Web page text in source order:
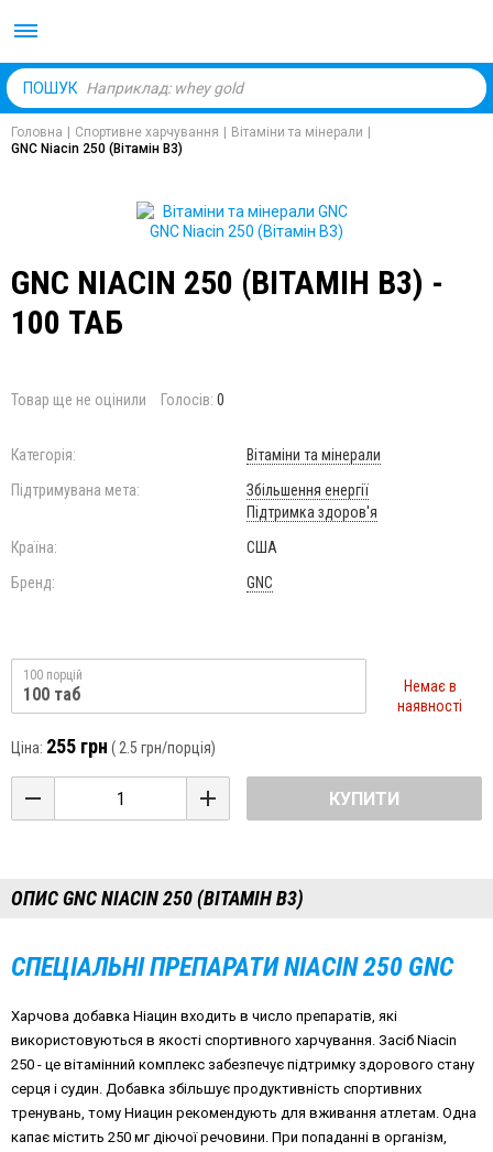
ПОШУК
Головна Спортивне харчування Вітаміни та мінерали
GNC Niacin 250 (Вітамін В3)
GNC NIACIN 250 (ВІТАМІН В3) -
100 ТАБ
Товар ще не оцінили Голосів: 0
Категорія:
Вітаміни та мінерали
Підтримувана мета:
Збільшення енергії
Підтримка здоров'я
Країна:
США
Бренд:
GNC
100 порцій
100 таб
Немає в
наявності
Ціна: 255 грн ( 2.5 грн/порція)
КУПИТИ
ОПИС GNC NIACIN 250 (ВІТАМІН В3)
СПЕЦІАЛЬНІ ПРЕПАРАТИNIACIN250 GNC
Харчова добавка Ніацин входить в число препаратів, які
використовуються в якості спортивного харчування. Засіб Niacin
250 - це вітамінний комплекс забезпечує підтримку здорового стану
серця і судин. Добавка збільшує продуктивність спортивних
тренувань, тому Ниацин рекомендують для вживання атлетам. Одна
капає містить 250 мг діючої речовини. При попаданні в організм,